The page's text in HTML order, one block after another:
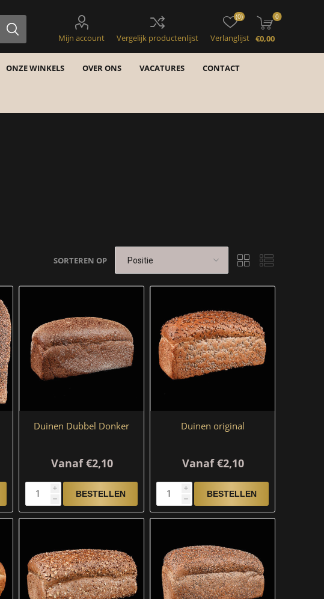
Mijn account Vergelijk productenlijst Verlanglijst
(0) 0
€0,00
ONZE WINKELS OVER ONS VACATURES CONTACT
SORTEREN OP
Duinen Dubbel Donker
Vanaf €2,10
i
h
Duinen original
Vanaf €2,10
i
h